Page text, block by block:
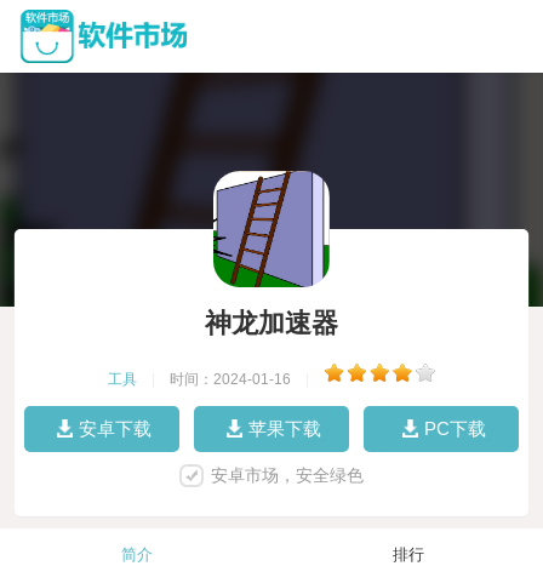
神龙加速器
工具 时间：2024-01-16
安卓下载 苹果下载 PC下载
安卓市场，安全绿色
简介 排行